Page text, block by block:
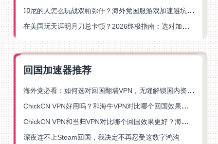
印尼的人怎么玩战双帕弥什？海外党国服游戏加速避坑指南
在美国玩天涯明月刀总卡顿？2026终极指南：选对加速器让你丝滑连招
回国加速器推荐
海外党必看：如何选对回国翻墙VPN，无缝解锁国内资源？
ChickCN VPN好用吗？和海牛VPN对比哪个回国效果更好？
ChickCN VPN和当归VPN对比哪个回国效果更好？海外党亲测后选了它
深夜连不上Steam回国，我决定不再忍受这数字鸿沟